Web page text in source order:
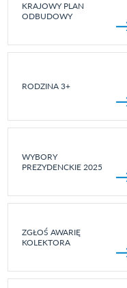
KRAJOWY PLAN
ODBUDOWY
RODZINA 3+
WYBORY
PREZYDENCKIE 2025
ZGŁOŚ AWARIĘ
KOLEKTORA